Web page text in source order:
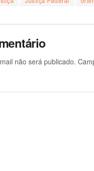
não será publicado.